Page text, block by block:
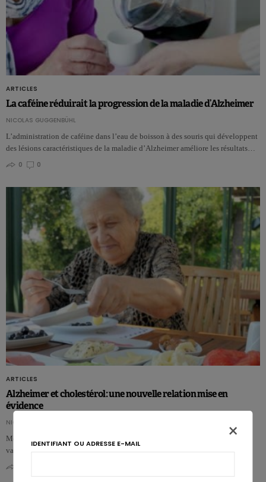
ARTICLES
La caféine réduirait la progression de la maladie d’Alzheimer
NICOLAS GUGGENBÜHL
L’administration de caféine dans l’eau de boisson à des souris qui développent
des lésions caractéristiques de la maladie d’Alzheimer améliore les résultats…
0
0
ARTICLES
Alzheimer et cholestérol: une nouvelle relation mise en
évidence
NICOLAS GUGGENBÜHL
Moins de cholestérol LDL et plus d’HDL ne sont pas que bons pour les
vaisseaux, mais aussi pour le cerveau. Une nouvelle étude rapporte de …
×
IDENTIFIANT OU ADRESSE E-MAIL